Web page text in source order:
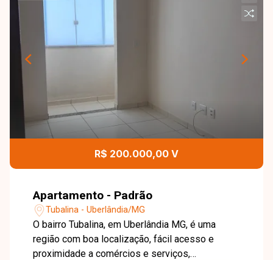
R$ 200.000,00 V
Apartamento - Padrão
Tubalina - Uberlândia/MG
O bairro Tubalina, em Uberlândia MG, é uma
região com boa localização, fácil acesso e
proximidade a comércios e serviços,